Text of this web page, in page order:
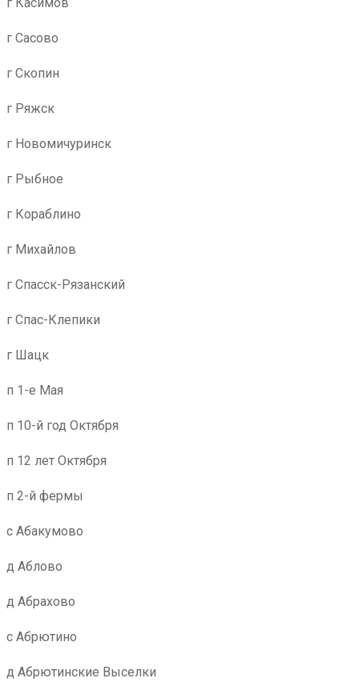
г Сасово
г Скопин
г Ряжск
г Новомичуринск
г Рыбное
г Кораблино
г Михайлов
г Спасск-Рязанский
г Спас-Клепики
г Шацк
п 1-е Мая
п 10-й год Октября
п 12 лет Октября
п 2-й фермы
с Абакумово
д Аблово
д Абрахово
с Абрютино
д Абрютинские Выселки